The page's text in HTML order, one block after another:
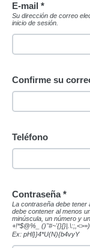
E-mail *
Su dirección de correo
inicio de sesión.
Confirme su
Teléfono
Contraseña *
La contraseña debe
debe contener al menos
minúscula, un número y
+!*$@%_ ()"#~'{}[}|.\:;,<>=).
Ex: pHl}}4*U(N){b4vyY